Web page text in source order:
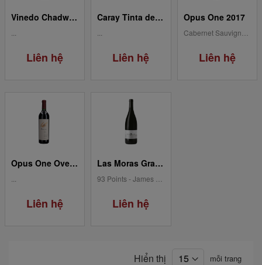
Vinedo Chadwick Maipo Valley
...
Liên hệ
Caray Tinta de Toro (18M)
...
Liên hệ
Opus One 2017
Cabernet Sauvignon, Merlot, Cabernet Franc, Malbec, Petit...
Liên hệ
Opus One Overture 2017
Liên hệ
Las Moras Gran Syrah
Liên hệ
Hiển thị mỗi trang